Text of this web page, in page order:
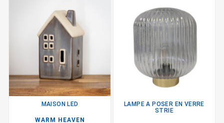
MAISON LED
WARM HEAVEN
LAMPE A POSER EN VERRE
STRIE